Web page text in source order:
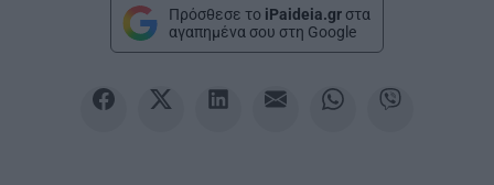
Πρόσθεσε το iPaideia.gr στα
αγαπημένα σου στη Google